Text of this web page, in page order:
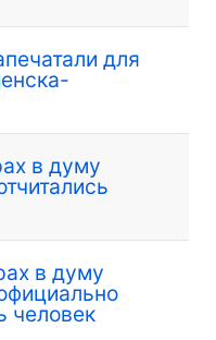
для
в думу
в думу
человек